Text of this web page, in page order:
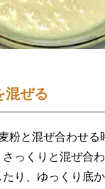
混ぜる
粉と混ぜ合わせる
っくりと混ぜ合
り、ゆっくり底